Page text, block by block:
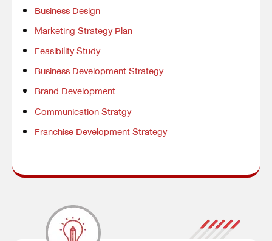
Business Design
Marketing Strategy Plan
Feasibility Study
Business Development Strategy
Brand Development
Communication Stratgy
Franchise Development Strategy